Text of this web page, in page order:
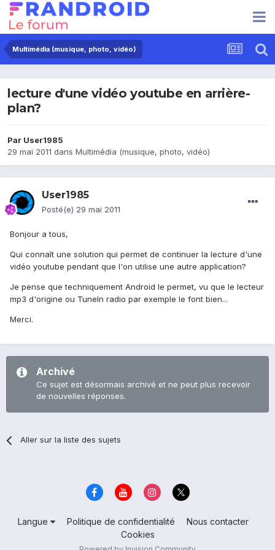
Multimédia (musique, photo, vidéo)
lecture d'une vidéo youtube en arrière-
plan?
Par User1985
29 mai 2011 dans Multimédia (musique, photo, vidéo)
User1985
Posté(e) 29 mai 2011
Bonjour a tous,
Qui connaît une solution qui permet de continuer la lecture d'une
vidéo youtube pendant que l'on utilise une autre application?
Je pense que techniquement Android le permet, vu que le lecteur
mp3 d'origine ou TuneIn radio par exemple le font bien...
Merci.
Archivé
Ce sujet est désormais archivé et ne peut plus recevoir
de nouvelles réponses.
Aller sur la liste des sujets
Langue Politique de confidentialité
Nous contacter
Cookies